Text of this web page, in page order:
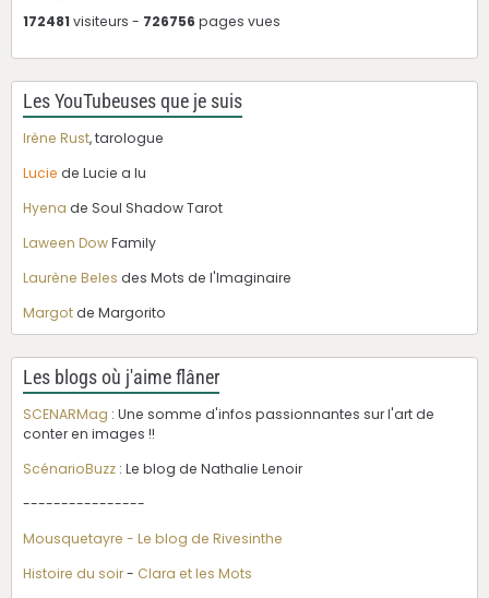
172481visiteurs - 726756 pages vues
Les YouTubeuses que je suis
Irène Rust, tarologue
Lucie de Lucie a lu
Hyena de Soul Shadow Tarot
Laween DowFamily
Laurène Beles des Mots de l'Imaginaire
Margotde Margorito
Les blogs où j'aime flâner
SCENARMag : Une somme d'infos passionnantes sur l'art de
conter en images !!
ScénarioBuzz : Le blog de Nathalie Lenoir
----------------
Mousquetayre - Le blog de Rivesinthe
Histoire du soir- Clara et les Mots